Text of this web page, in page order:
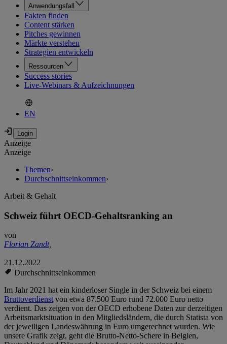
Anwendungsfall
Fakten finden
Content stärken
Pitches gewinnen
Märkte verstehen
Strategien entwickeln
Ressourcen
Success stories
Live-Webinars & Aufzeichnungen
EN
Anzeige
Anzeige
Themen›
Durchschnittseinkommen›
Arbeit & Gehalt
Schweiz führt OECD-Gehaltsranking an
von
Florian Zandt,
21.12.2022
Durchschnittseinkommen
Im Jahr 2021 hat ein kinderloser Single in der Schweiz bei einem
Bruttoverdienstvon etwa 87.500 Euro rund 72.000 Euro netto
verdient. Das zeigen von der OECD erhobene Daten zur derzeitigen
Arbeitsmarktsituation in den Mitgliedsländern, die durch Statista von
der jeweiligen Landeswährung in Euro umgerechnet wurden. Wie
unsere Grafik zeigt, geht die Brutto-Netto-Schere in Belgien,